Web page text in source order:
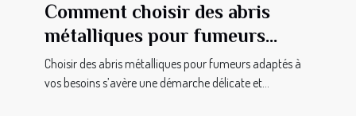
Comment choisir des abris
métalliques pour fumeurs
adaptés à vos besoins ?
Choisir des abris métalliques pour fumeurs adaptés à
vos besoins s’avère une démarche délicate et...